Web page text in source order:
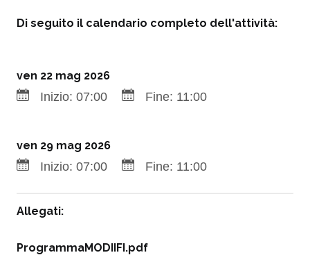
Di seguito il calendario completo dell'attività:
ven 22 mag 2026
Inizio: 07:00 Fine: 11:00
ven 29 mag 2026
Inizio: 07:00 Fine: 11:00
Allegati:
ProgrammaMODIIFI.pdf